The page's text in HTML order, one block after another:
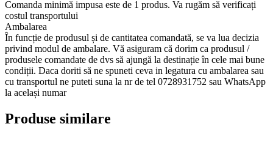
Comanda minimă impusa este de 1 produs. Va rugăm să verificați
costul transportului
Ambalarea
În funcție de produsul și de cantitatea comandată, se va lua decizia
privind modul de ambalare. Vă asiguram că dorim ca produsul /
produsele comandate de dvs să ajungă la destinație în cele mai bune
condiții. Daca doriti să ne spuneti ceva in legatura cu ambalarea sau
cu transportul ne puteti suna la nr de tel 0728931752 sau WhatsApp
la același numar
Produse similare